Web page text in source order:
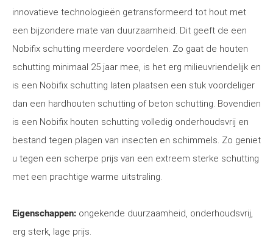
innovatieve technologieën getransformeerd tot hout met
een bijzondere mate van duurzaamheid. Dit geeft de een
Nobifix schutting meerdere voordelen. Zo gaat de houten
schutting minimaal 25 jaar mee, is het erg milieuvriendelijk en
is een Nobifix schutting laten plaatsen een stuk voordeliger
dan een hardhouten schutting of beton schutting. Bovendien
is een Nobifix houten schutting volledig onderhoudsvrij en
bestand tegen plagen van insecten en schimmels. Zo geniet
u tegen een scherpe prijs van een extreem sterke schutting
met een prachtige warme uitstraling.
Eigenschappen: ongekende duurzaamheid, onderhoudsvrij,
erg sterk, lage prijs.